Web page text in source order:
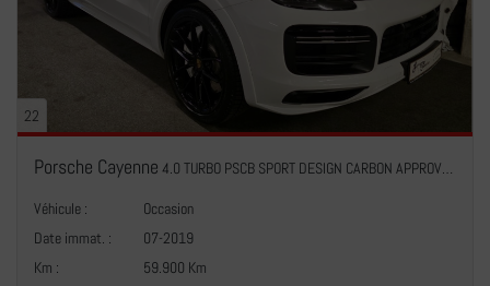
22
Porsche Cayenne 4.0 TURBO PSCB SPORT DESIGN CARBON APPROVED Hinterradlenkung Roues Directionnels arrière
Véhicule :
Occasion
Date immat. :
07-2019
Km :
59.900 Km